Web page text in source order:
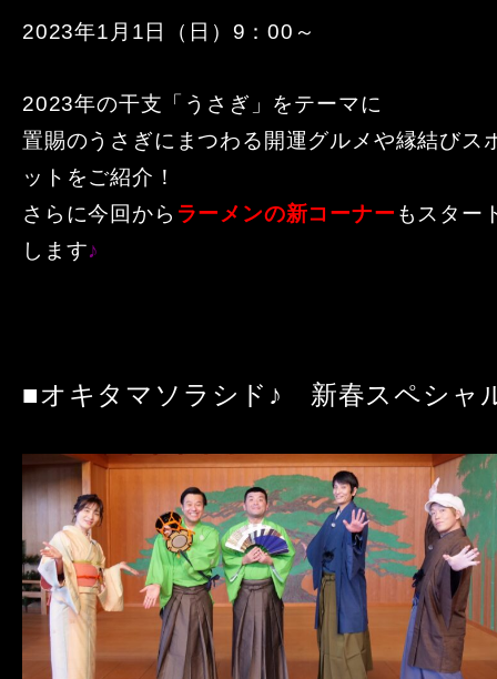
2023年1月1日（日）9：00～
2023年の干支「うさぎ」をテーマに
置賜のうさぎにまつわる開運グルメや縁結びス
ットをご紹介！
さらに今回から ラーメンの新コーナー もスター
します♪
■オキタマソラシド♪ 新春スペシャ